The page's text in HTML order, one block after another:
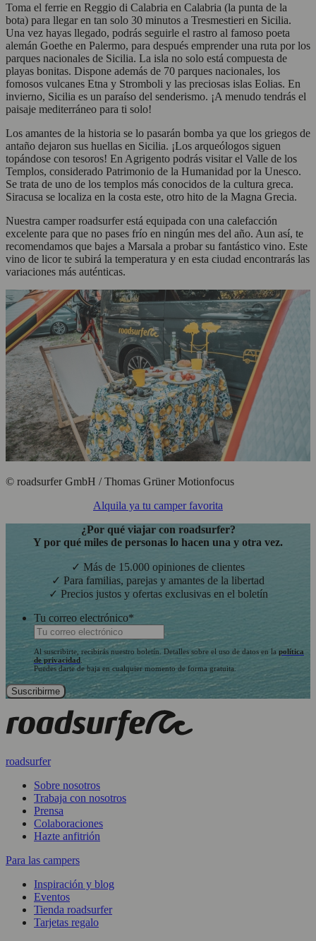
Toma el ferrie en Reggio di Calabria en Calabria (la punta de la
bota) para llegar en tan solo 30 minutos a Tresmestieri en Sicilia.
Una vez hayas llegado, podrás seguirle el rastro al famoso poeta
alemán Goethe en Palermo, para después emprender una ruta por los
parques nacionales de Sicilia. La isla no solo está compuesta de
playas bonitas. Dispone además de 70 parques nacionales, los
fomosos vulcanes Etna y Stromboli y las preciosas islas Eolias. En
invierno, Sicilia es un paraíso del senderismo. ¡A menudo tendrás el
paisaje mediterráneo para ti solo!
Los amantes de la historia se lo pasarán bomba ya que los griegos de
antaño dejaron sus huellas en Sicilia. ¡Los arqueólogos siguen
topándose con tesoros! En Agrigento podrás visitar el Valle de los
Templos, considerado Patrimonio de la Humanidad por la Unesco.
Se trata de uno de los templos más conocidos de la cultura greca.
Siracusa se localiza en la costa este, otro hito de la Magna Grecia.
Nuestra camper roadsurfer está equipada con una calefacción
excelente para que no pases frío en ningún mes del año. Aun así, te
recomendamos que bajes a Marsala a probar su fantástico vino. Este
vino de licor te subirá la temperatura y en esta ciudad encontrarás las
variaciones más auténticas.
© roadsurfer GmbH / Thomas Grüner Motionfocus
Alquila ya tu camper favorita
¿Por qué viajar con roadsurfer?
Y por qué miles de personas lo hacen una y otra vez.
✓ Más de 15.000 opiniones de clientes
✓ Para familias, parejas y amantes de la libertad
✓ Precios justos y ofertas exclusivas en el boletín
Tu correo electrónico*
Al suscribirte, recibirás nuestro boletín. Detalles sobre el uso de datos en la política
de privacidad
Puedes darte de baja en cualquier momento de forma gratuita.
roadsurfer
Sobre nosotros
Trabaja con nosotros
Prensa
Colaboraciones
Hazte anfitrión
Para las campers
Inspiración y blog
Eventos
Tienda roadsurfer
Tarjetas regalo